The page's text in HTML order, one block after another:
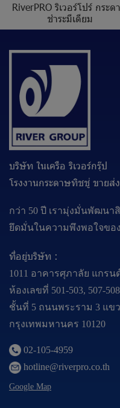
RiverPRO ริเวอร์โปร์ กระด
ชำระมีเดียม
บริษัท ในเครือ ริเวอร์กรุ๊ป
โรงงานกระดาษทิชชู่ ขายส่
กว่า 50 ปี เรามุ่งมั่นพัฒนา
ยึดมั่นในความพึงพอใจขอ
ที่อยู่บริษัท :
1011 อาคารศุภาลัย แกรน
ห้องเลขที่ 501-503, 507-508
ชั้นที่ 5 ถนนพระราม 3 แข
กรุงเทพมหานคร 10120
02-105-4959
hotline@riverpro.co.th
Google Map